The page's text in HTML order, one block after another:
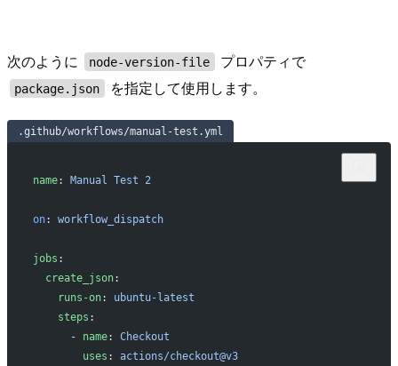
次のように node-version-file プロパティで
package.json を指定して使用します。
.github/workflows/manual-test.yml
name: Manual Test 2
on: workflow_dispatch
jobs :
  create_json
:
    runs-on
: ubuntu-latest
    steps
:
      -
name: Checkout
        uses
: actions/checkout@v3